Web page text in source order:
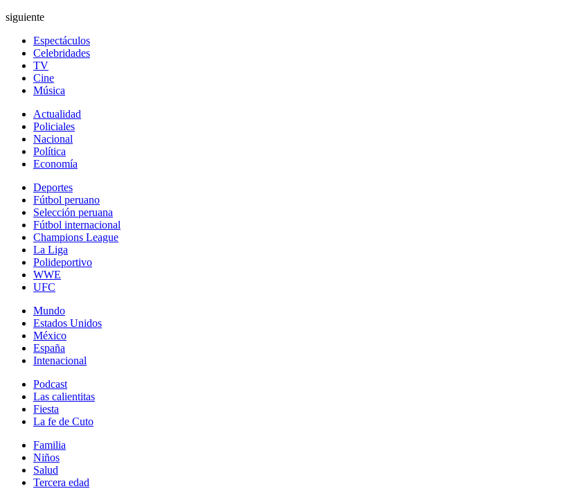
siguiente
Espectáculos
Celebridades
TV
Cine
Música
Actualidad
Policiales
Nacional
Política
Economía
Deportes
Fútbol peruano
Selección peruana
Fútbol internacional
Champions League
La Liga
Polideportivo
WWE
UFC
Mundo
Estados Unidos
México
España
Intenacional
Podcast
Las calientitas
Fiesta
La fe de Cuto
Familia
Niños
Salud
Tercera edad